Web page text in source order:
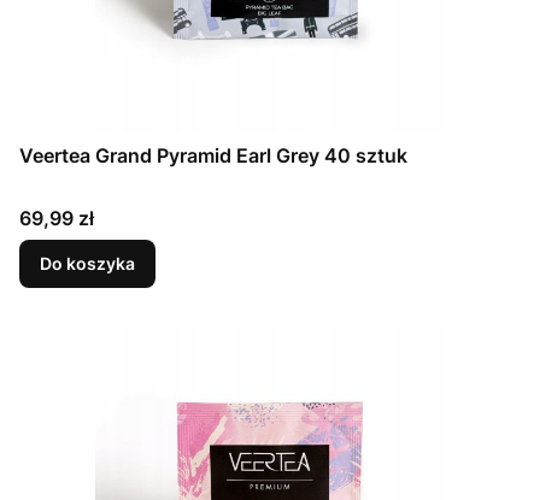
Veertea Grand Pyramid Earl Grey 40 sztuk
Cena
69,99 zł
Do koszyka